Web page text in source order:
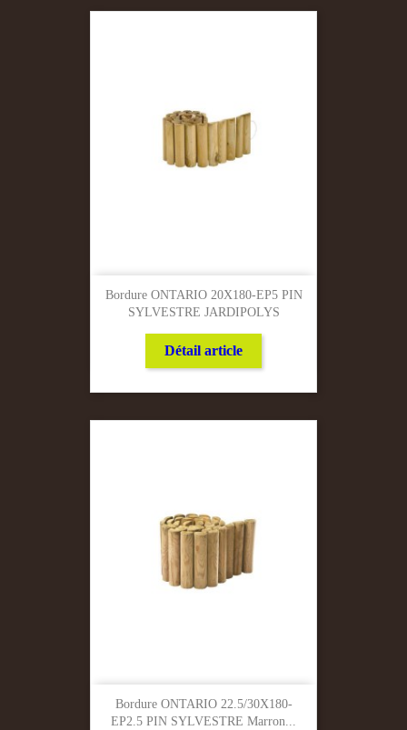
Bordure ONTARIO 20X180-EP5 PIN
SYLVESTRE JARDIPOLYS
Détail article
Bordure ONTARIO 22.5/30X180-
EP2.5 PIN SYLVESTRE Marron...